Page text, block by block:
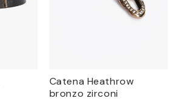
Catena Heathrow
bronzo zirconi